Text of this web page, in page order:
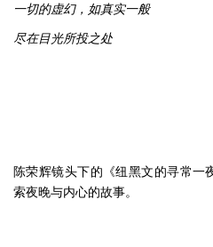
一切的虚幻，如真实一般
尽在目光所投之处
陈荣辉镜头下的《纽黑文的寻常一
索夜晚与内心的故事。